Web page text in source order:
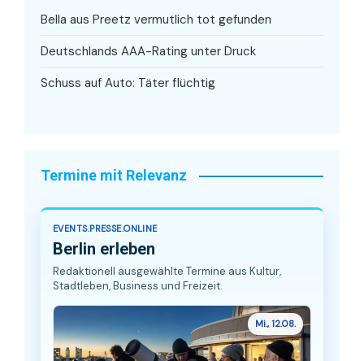
Bella aus Preetz vermutlich tot gefunden
Deutschlands AAA-Rating unter Druck
Schuss auf Auto: Täter flüchtig
Termine mit Relevanz
EVENTS.PRESSE.ONLINE
Berlin erleben
Redaktionell ausgewählte Termine aus Kultur,
Stadtleben, Business und Freizeit.
Mi., 12.08.